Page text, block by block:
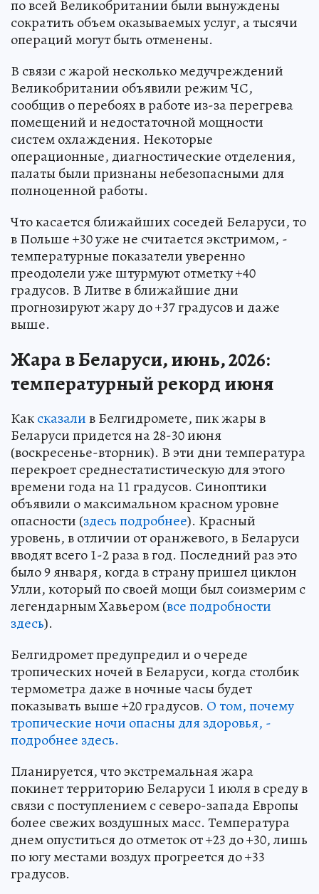
по всей Великобритании были вынуждены
сократить объем оказываемых услуг, а тысячи
операций могут быть отменены.
В связи с жарой несколько медучреждений
Великобритании объявили режим ЧС,
сообщив о перебоях в работе из-за перегрева
помещений и недостаточной мощности
систем охлаждения. Некоторые
операционные, диагностические отделения,
палаты были признаны небезопасными для
полноценной работы.
Что касается ближайших соседей Беларуси, то
в Польше +30 уже не считается экстримом, -
температурные показатели уверенно
преодолели уже штурмуют отметку +40
градусов. В Литве в ближайшие дни
прогнозируют жару до +37 градусов и даже
выше.
Жара в Беларуси, июнь, 2026:
температурный рекорд июня
Каксказалив Белгидромете, пик жары в
Беларуси придется на 28-30 июня
(воскресенье-вторник). В эти дни температура
перекроет среднестатистическую для этого
времени года на 11 градусов. Синоптики
объявили о максимальном красном уровне
опасности (здесь подробнее). Красный
уровень, в отличии от оранжевого, в Беларуси
вводят всего 1-2 раза в год. Последний раз это
было 9 января, когда в страну пришел циклон
Улли, который по своей мощи был соизмерим с
легендарным Хавьером (все подробности
здесь).
Белгидромет предупредил и о череде
тропических ночей в Беларуси, когда столбик
термометра даже в ночные часы будет
показывать выше +20 градусов. О том, почему
тропические ночи опасны для здоровья, -
подробнее здесь.
Планируется, что экстремальная жара
покинет территорию Беларуси 1 июля в среду в
связи с поступлением с северо-запада Европы
более свежих воздушных масс. Температура
днем опуститься до отметок от +23 до +30, лишь
по югу местами воздух прогреется до +33
градусов.